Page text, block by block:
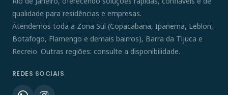
qualidade para residências e empresas.
Atendemos toda a Zona Sul (Copacabana, Ipanema, Leblon,
Botafogo, Flamengo e demais bairros), Barra da Tijuca e
Recreio. Outras regiões: consulte a disponibilidade.
REDES SOCIAIS